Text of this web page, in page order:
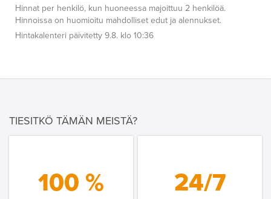
Hinnat per henkilö, kun huoneessa majoittuu 2 henkilöä.
Hinnoissa on huomioitu mahdolliset edut ja alennukset.
Hintakalenteri päivitetty 9.8. klo 10:36
TIESITKÖ TÄMÄN MEISTÄ?
100 % 24/7